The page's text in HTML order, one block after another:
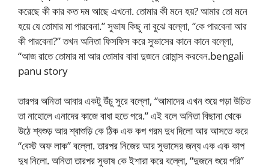
করেছে কী কার কত দম আছে এখনো. তোমার কী মনে হয়? আমার তো মনে
হয়ে যে তোমার মা পারবেনা.” সুভাষ কিছু না বুঝে বল্লো, “কে পারবেনা আর
কী পারবেনা?” তখন অনিতা ফিসফিস করে সুভাসের কানে কানে বল্লো,
“আজ রাতে তোমার মা আর তোমার বাবা দুজনে রোমান্স করবেন.bengali
panu story
তারপর অনিতা আবার একটু উঁচু সুরে বল্লো, “আমাদের এখন শুয়ে পড়া উচিত
তা নাহোলে এনাদের কাজে বাধা হতে পরে.” এই বলে অনিতা বিছানা থেকে
উঠে শ্বশুড় আর শ্বাশুড়ি কে ঠিক এক কপ গরম দুধ দিলো আর আসতে করে
“বেস্ট অফ লাক” বল্লো. তারপর নিজের আর সুভাসের জন্য এক এক কাপ
দুধ নিলো. অনিতা তারপর সুভাষ কে ইশারা করে বল্লো, “দুজনে শুয়ে পরি”